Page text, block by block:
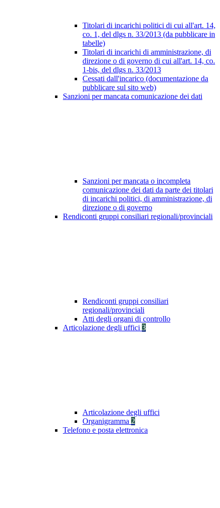
Titolari di incarichi politici di cui all'art. 14,
co. 1, del dlgs n. 33/2013 (da pubblicare in
tabelle)
Titolari di incarichi di amministrazione, di
direzione o di governo di cui all'art. 14, co.
1-bis, del dlgs n. 33/2013
Cessati dall'incarico (documentazione da
pubblicare sul sito web)
Sanzioni per mancata comunicazione dei dati
Sanzioni per mancata o incompleta
comunicazione dei dati da parte dei titolari
di incarichi politici, di amministrazione, di
direzione o di governo
Rendiconti gruppi consiliari regionali/provinciali
Rendiconti gruppi consiliari
regionali/provinciali
Atti degli organi di controllo
Articolazione degli uffici 3
Articolazione degli uffici
Organigramma 2
Telefono e posta elettronica